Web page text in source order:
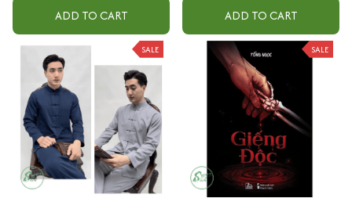
ADD TO CART ADD TO CART
SALE SALE